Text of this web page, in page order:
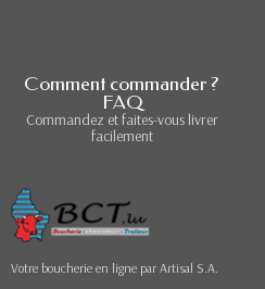
Comment commander ?
FAQ
Commandez et faites-vous livrer
facilement
Votre boucherie en ligne par Artisal S.A.